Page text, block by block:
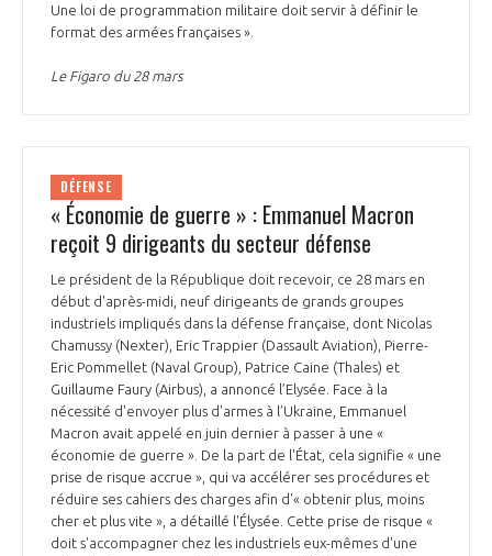
Une loi de programmation militaire doit servir à définir le
format des armées françaises ».
Le Figaro du 28 mars
DÉFENSE
« Économie de guerre » : Emmanuel Macron
reçoit 9 dirigeants du secteur défense
Le président de la République doit recevoir, ce 28 mars en
début d'après-midi, neuf dirigeants de grands groupes
industriels impliqués dans la défense française, dont Nicolas
Chamussy (Nexter), Eric Trappier (Dassault Aviation), Pierre-
Eric Pommellet (Naval Group), Patrice Caine (Thales) et
Guillaume Faury (Airbus), a annoncé l’Elysée. Face à la
nécessité d'envoyer plus d'armes à l’Ukraine, Emmanuel
Macron avait appelé en juin dernier à passer à une «
économie de guerre ». De la part de l'État, cela signifie « une
prise de risque accrue », qui va accélérer ses procédures et
réduire ses cahiers des charges afin d'« obtenir plus, moins
cher et plus vite », a détaillé l'Élysée. Cette prise de risque «
doit s'accompagner chez les industriels eux-mêmes d'une